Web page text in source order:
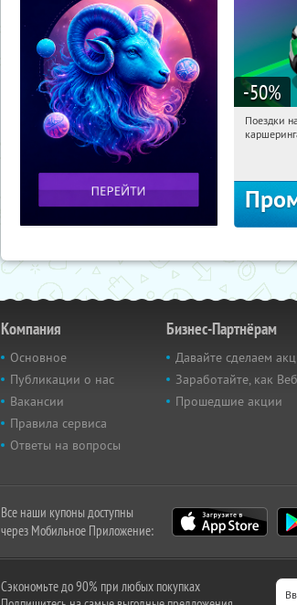
-50%
Поездки
Компания
Основное
Публикации о нас
Вакансии
Правила сервиса
Ответы на вопросы
Бизнес-Партнёрам
Давайте сделаем
Заработайте, как
Прошедшие акции
Все наши купоны доступны
через Мобильное Приложение:
Сэкономьте до 90% при любых покупках